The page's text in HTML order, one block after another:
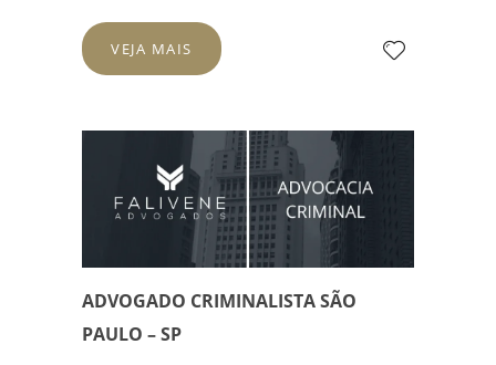
VEJA MAIS
ADVOGADO CRIMINALISTA SÃO
PAULO – SP